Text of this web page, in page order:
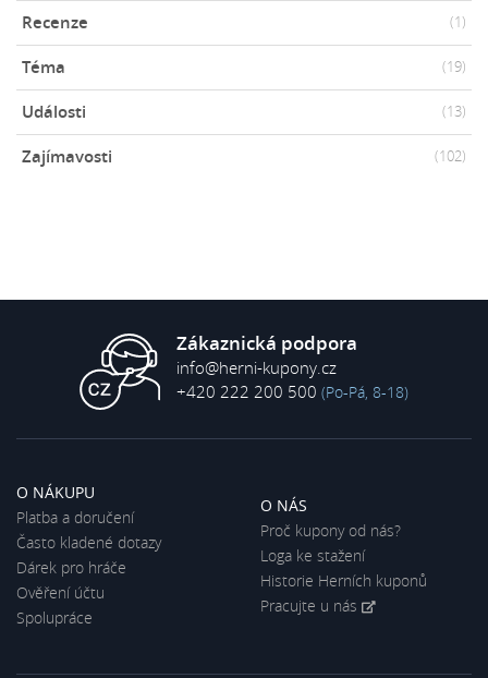
Recenze (1)
Téma (19)
Události (13)
Zajímavosti (102)
Zákaznická podpora
info@herni-kupony.cz
+420 222 200 500 (Po-Pá, 8-18)
O NÁKUPU
Platba a doručení
Často kladené dotazy
Dárek pro hráče
Ověření účtu
Spolupráce
O NÁS
Proč kupony od nás?
Loga ke stažení
Historie Herních kuponů
Pracujte u nás